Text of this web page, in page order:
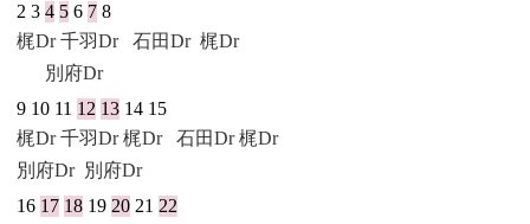
2 3 4 5 6 7 8
梶Dr 千羽Dr 石田Dr 梶Dr
別府Dr
9 10 11 12 13 14 15
梶Dr 千羽Dr 梶Dr 石田Dr 梶Dr
別府Dr 別府Dr
16 17 18 19 20 21 22